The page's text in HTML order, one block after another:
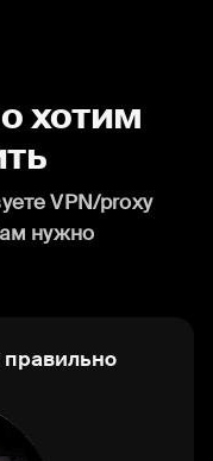
хотим
VPN/proxy
нужно
правильно